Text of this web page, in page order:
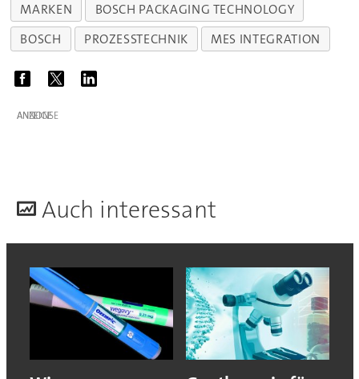
MARKEN
BOSCH PACKAGING TECHNOLOGY
BOSCH
PROZESSTECHNIK MES INTEGRATION
ANZEIGE
Auch interessant